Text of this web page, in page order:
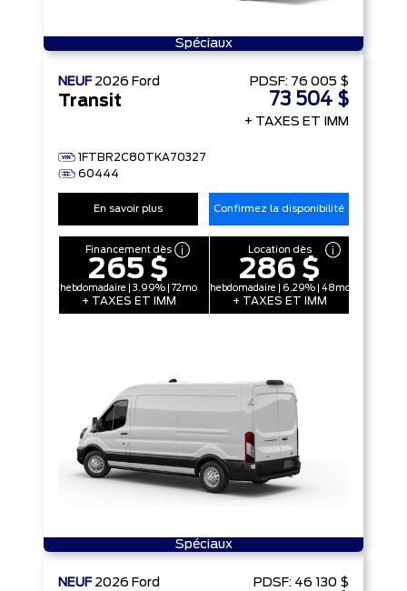
Spéciaux
NEUF 2026 Ford
Transit
1FTBR2C80TKA70327
60444
PDSF: 76 005 $
73 504 $
+ TAXES ET IMM
En savoir plus Confirmez la disponibilité
Financement dès
265 $
hebdomadaire | 3.99% | 72mo
+ TAXES ET IMM
Location dès
286 $
hebdomadaire | 6.29% | 48mo
+ TAXES ET IMM
Spéciaux
NEUF 2026 Ford PDSF: 46 130 $